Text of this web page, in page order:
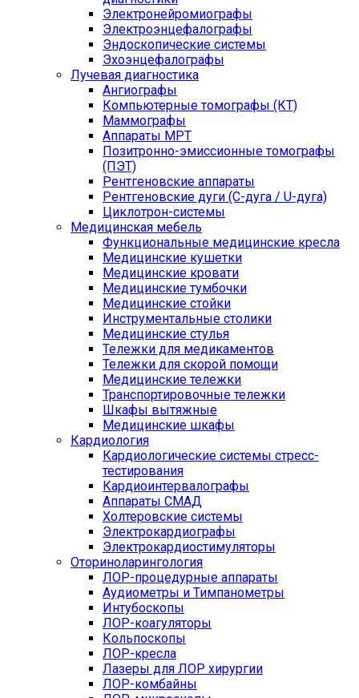
Электронейромиографы
Электроэнцефалографы
Эндоскопические системы
Эхоэнцефалографы
Лучевая диагностика
Ангиографы
Компьютерные томографы (КТ)
Маммографы
Аппараты МРТ
Позитронно-эмиссионные томографы
(ПЭТ)
Рентгеновские аппараты
Рентгеновские дуги (С-дуга / U-дуга)
Циклотрон-системы
Медицинская мебель
Функциональные медицинские кресла
Медицинские кушетки
Медицинские кровати
Медицинские тумбочки
Медицинские стойки
Инструментальные столики
Медицинские стулья
Тележки для медикаментов
Тележки для скорой помощи
Медицинские тележки
Транспортировочные тележки
Шкафы вытяжные
Медицинские шкафы
Кардиология
Кардиологические системы стресс-
тестирования
Кардиоинтервалографы
Аппараты СМАД
Холтеровские системы
Электрокардиографы
Электрокардиостимуляторы
Оториноларингология
ЛОР-процедурные аппараты
Аудиометры и Тимпанометры
Интубоскопы
ЛОР-коагуляторы
Кольпоскопы
ЛОР-кресла
Лазеры для ЛОР хирургии
ЛОР-комбайны